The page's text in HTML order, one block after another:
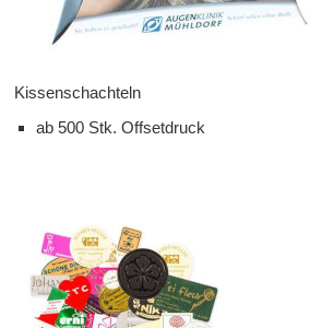
Kissenschachteln
ab 500 Stk. Offsetdruck